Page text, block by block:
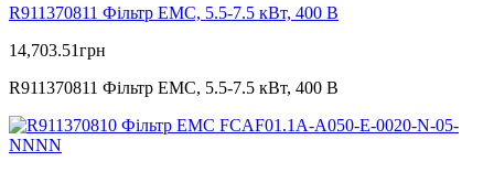
R911370811 Фільтр ЕМС, 5.5-7.5 кВт, 400 В
14,703.51грн
R911370811 Фільтр ЕМС, 5.5-7.5 кВт, 400 В